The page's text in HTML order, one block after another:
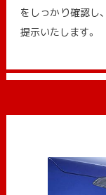
をしっかり確認し
提示いたします。